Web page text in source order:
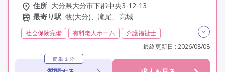
住所 大分県大分市下郡中央3-12-13
最寄り駅 牧(大分)、滝尾、高城
社会保険完備 有料老人ホーム
介護福祉士
初任者研修(ヘルパー2級)
夜勤専従 残業月20時間以内
残業ほぼなし
最終更新日 : 2026/08/08
簡単１分